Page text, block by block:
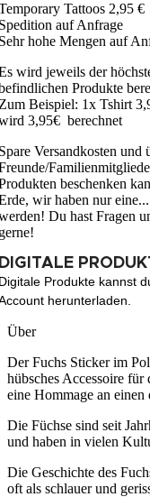
Tattoos 2,95 €
auf Anfrage
hohe Mengen auf
wird jeweils der
Produkte
Beispiel: 1x Tshirt
3,95€ berechnet
Versandkosten und
beschenken
wir haben nur
Du hast Fragen
Produkte kannst
herunterladen.
Über
Der Fuchs Sticker im
hübsches Accessoire
eine Hommage an einen
Die Füchse sind seit
und haben in vielen
Die Geschichte des
oft als schlauer und